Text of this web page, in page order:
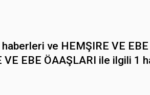
ve HEMŞIRE VE
EBE ÖAAŞLARI ile ilgili 1